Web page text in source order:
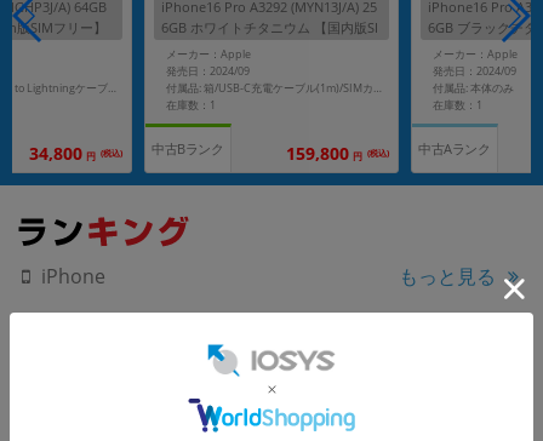
A) 64GB
版SIMフリー】
付属品: 箱/USB Type-C to Lightningケーブル/SIMカードツール/マニュアル
34,800 円 (税込)
iPhone16 Pro A3292 (MYN13J/A) 25
6GB ホワイトチタニウム 【国内版SI
Mフリー】
メーカー：Apple
発売日：2024/09
付属品: 箱/USB-C充電ケーブル(1m)/SIMカードツール
在庫数：1
中古Bランク 159,800 円 (税込)
iPhone16 Pro
6GB ブラックチタ
Mフリー】
メーカー：Apple
発売日：2024/09
付属品: 本体のみ
在庫数：1
中古Aランク
iPhone もっと見る